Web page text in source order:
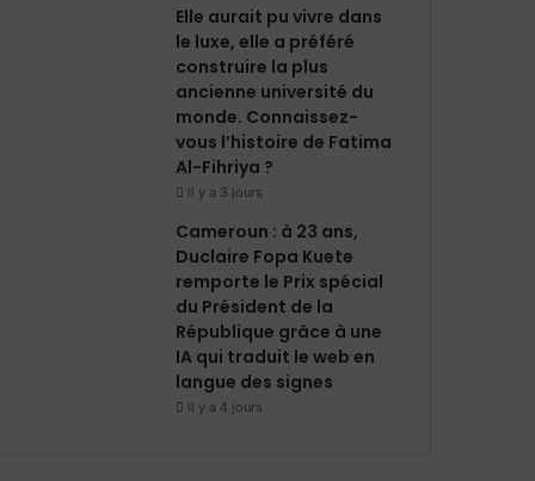
Elle aurait pu vivre dans
le luxe, elle a préféré
construire la plus
ancienne université du
monde. Connaissez-
vous l’histoire de Fatima
Al-Fihriya ?
il y a 3 jours
Cameroun : à 23 ans,
Duclaire Fopa Kuete
remporte le Prix spécial
du Président de la
République grâce à une
IA qui traduit le web en
langue des signes
il y a 4 jours